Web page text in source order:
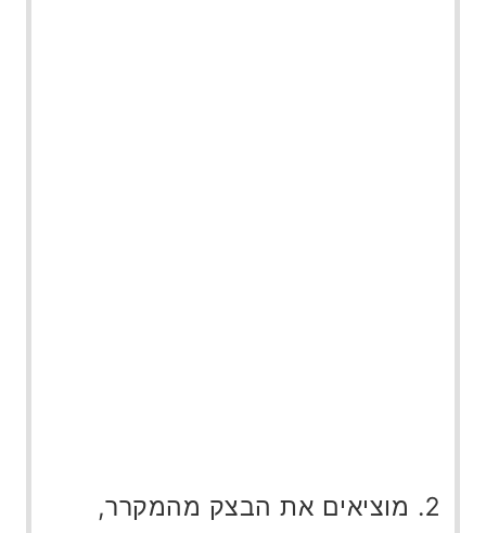
מוציאים את הבצק מהמקרר,